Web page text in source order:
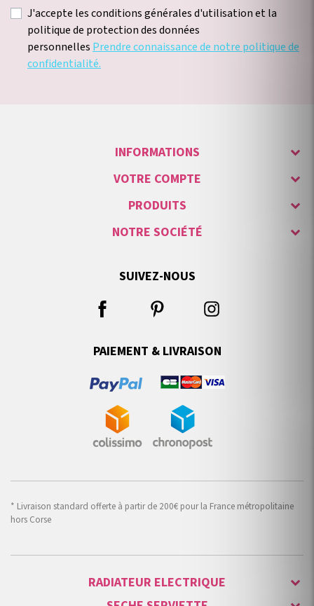
J'accepte les conditions générales d'utilisation et la
politique de protection des données
personnelles Prendre connaissance de notre politique de
confidentialité.
INFORMATIONS
VOTRE COMPTE
PRODUITS
NOTRE SOCIÉTÉ
SUIVEZ-NOUS
PAIEMENT & LIVRAISON
* Livraison standard offerte à partir de 200€ pour la France métropolitaine
hors Corse
RADIATEUR ELECTRIQUE